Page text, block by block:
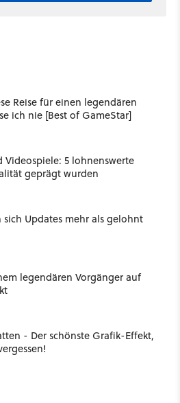
Reise für einen legendären
ich nie [Best of GameStar]
Videospiele: 5 lohnenswerte
geprägt wurden
Updates mehr als gelohnt
legendären Vorgänger auf
- Der schönste Grafik-Effekt,